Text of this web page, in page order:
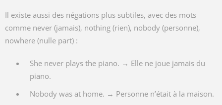
Il existe aussi des négations plus subtiles, avec des mots
comme never (jamais), nothing (rien), nobody (personne),
nowhere (nulle part) :
She never plays the piano. → Elle ne joue jamais du
piano.
Nobody was at home. → Personne n’était à la maison.